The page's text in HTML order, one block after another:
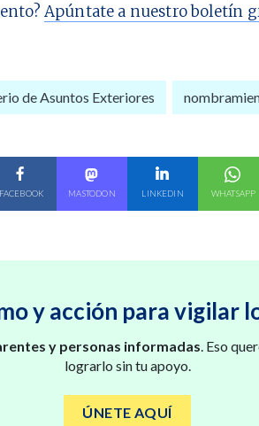
Apúntate a nuestro boletín
de Asuntos Exteriores
EN COMPARTE EN
FACEBOOK
COMPARTE EN
MASTODON
COMPARTE EN
LINKEDIN WHATSAPP
y acción para vigilar
y personas informadas . Eso
lograrlo sin tu apoyo.
ÚNETE AQUÍ